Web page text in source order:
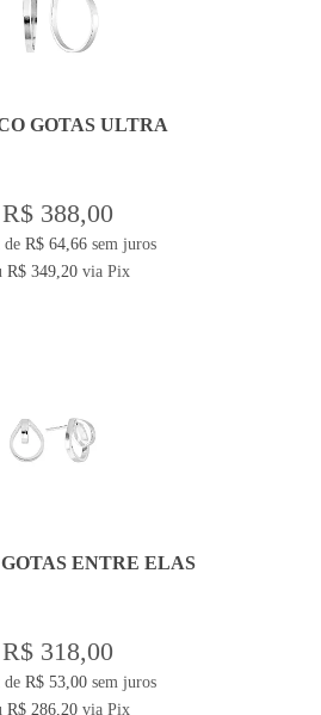
GOTAS ULTRA
R$ 388,00
de R$ 64,66 sem juros
R$ 349,20via Pix
ENTRE ELAS
R$ 318,00
de R$ 53,00 sem juros
R$ 286,20via Pix